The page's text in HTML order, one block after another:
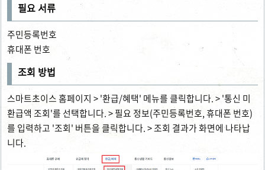
필요 서류
주민등록번호
휴대폰 번호
조회 방법
스마트초이스 홈페이지 > '환급/혜택' 메뉴를 클릭합니다. > '통신 미
환급액 조회'를 선택합니다. > 필요 정보(주민등록번호, 휴대폰 번호)
를 입력하고 '조회' 버튼을 클릭합니다. > 조회 결과가 화면에 나타납
니다.